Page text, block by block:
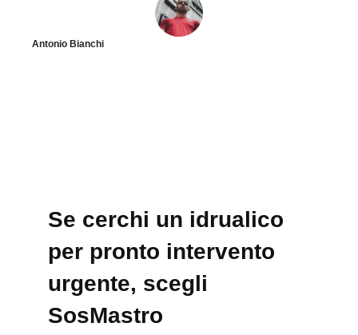
Antonio Bianchi
Se cerchi un idrualico
per pronto intervento
urgente, scegli
SosMastro